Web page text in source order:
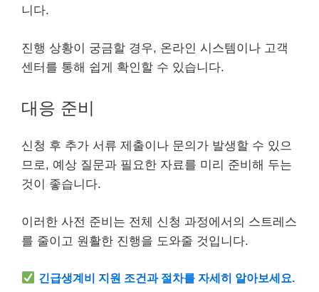
니다.
진행 상황이 궁금할 경우, 온라인 시스템이나 고객
센터를 통해 쉽게 확인할 수 있습니다.
대응 준비
신청 후 추가 서류 제출이나 문의가 발생할 수 있으
므로, 예상 질문과 필요한 자료를 미리 준비해 두는
것이 좋습니다.
이러한 사전 준비는 전체 신청 과정에서의 스트레스
를 줄이고 원활한 진행을 도와줄 것입니다.
긴급생계비 지원 조건과 절차를 자세히 알아보세요.